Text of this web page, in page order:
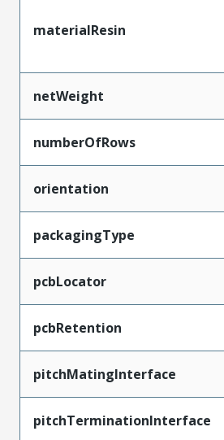
materialResin
netWeight
numberOfRows
orientation
packagingType
pcbLocator
pcbRetention
pitchMatingInterface
pitchTerminationInterface